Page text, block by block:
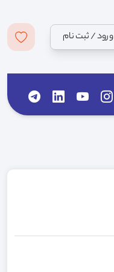
ورود / ثبت نام